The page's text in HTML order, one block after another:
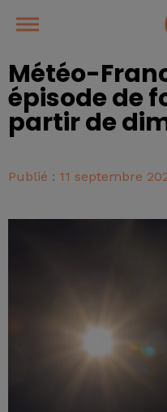
Météo-
épisode de
partir de
Publié : 11 septembre